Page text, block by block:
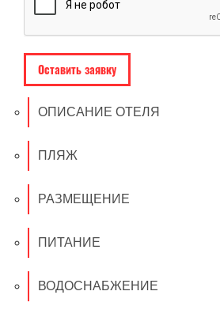
ОПИСАНИЕ ОТЕЛЯ
ПЛЯЖ
РАЗМЕЩЕНИЕ
ПИТАНИЕ
ВОДОСНАБЖЕНИЕ